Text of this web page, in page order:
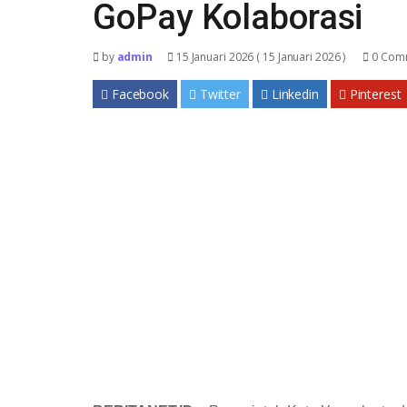
GoPay Kolaborasi
byadmin 15 Januari 2026 ( 15 Januari 2026 ) 0
Facebook Twitter Linkedin Pinterest